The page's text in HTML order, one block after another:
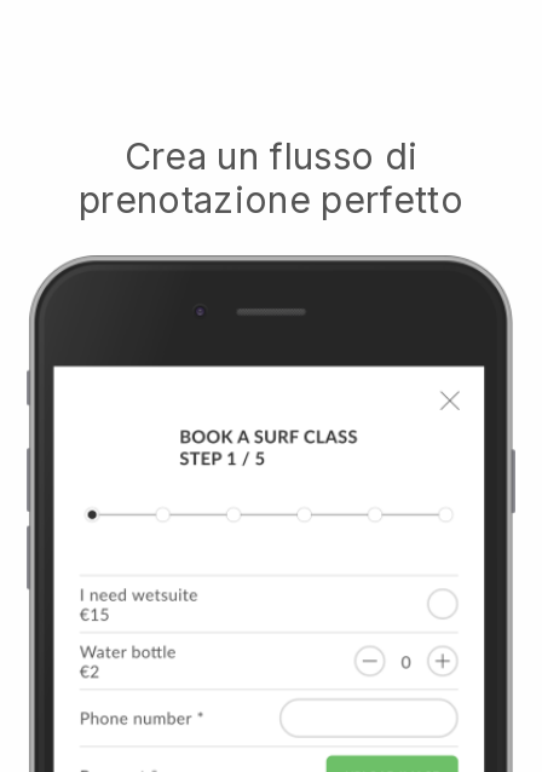
Crea un flusso di
prenotazione perfetto